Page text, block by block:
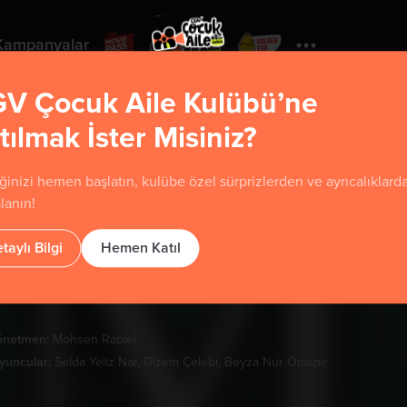
Çocuk Aile Kulübü’ne
İster Misiniz?
hemen başlatın, kulübe özel sürprizlerden ve
Bilgi Hemen Katıl
Mohsen Rabiei
Selda Yeliz Nar, Gizem Çelebi, Beyza Nur Önispir